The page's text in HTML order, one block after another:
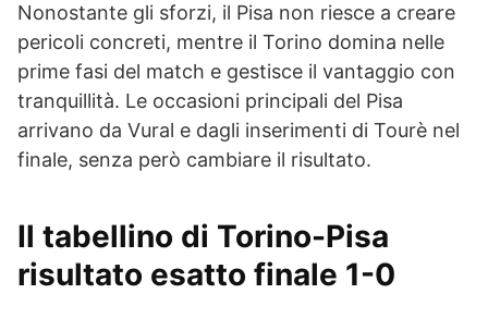
Nonostante gli sforzi, il Pisa non riesce a creare
pericoli concreti, mentre il Torino domina nelle
prime fasi del match e gestisce il vantaggio con
tranquillità. Le occasioni principali del Pisa
arrivano da Vural e dagli inserimenti di Tourè nel
finale, senza però cambiare il risultato.
Il tabellino di Torino-Pisa
risultato esatto finale 1-0